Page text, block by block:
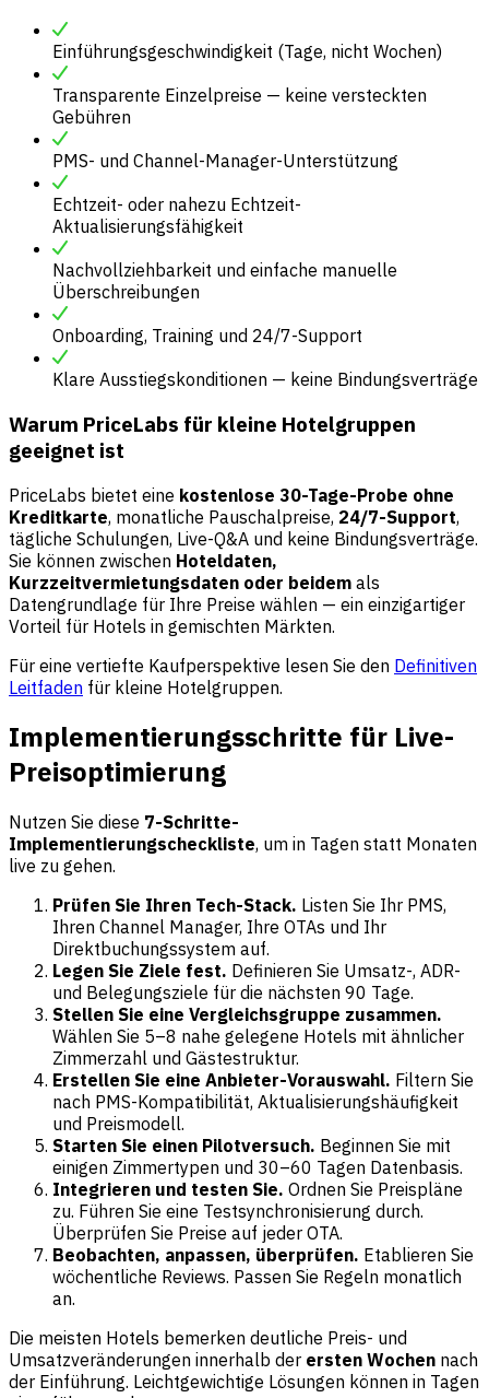
Einführungsgeschwindigkeit (Tage, nicht Wochen)
Transparente Einzelpreise — keine versteckten
Gebühren
PMS- und Channel-Manager-Unterstützung
Echtzeit- oder nahezu Echtzeit-
Aktualisierungsfähigkeit
Nachvollziehbarkeit und einfache manuelle
Überschreibungen
Onboarding, Training und 24/7-Support
Klare Ausstiegskonditionen — keine Bindungsverträge
Warum PriceLabs für kleine Hotelgruppen
geeignet ist
PriceLabs bietet eine kostenlose 30-Tage-Probe ohne
Kreditkarte, monatliche Pauschalpreise, 24/7-Support,
tägliche Schulungen, Live-Q&A und keine Bindungsverträge.
Sie können zwischen Hoteldaten,
Kurzzeitvermietungsdaten oder beidem als
Datengrundlage für Ihre Preise wählen — ein einzigartiger
Vorteil für Hotels in gemischten Märkten.
Für eine vertiefte Kaufperspektive lesen Sie den Definitiven
Leitfaden für kleine Hotelgruppen.
Implementierungsschritte für Live-
Preisoptimierung
Nutzen Sie diese 7-Schritte-
Implementierungscheckliste, um in Tagen statt Monaten
live zu gehen.
Prüfen Sie Ihren Tech-Stack. Listen Sie Ihr PMS,
Ihren Channel Manager, Ihre OTAs und Ihr
Direktbuchungssystem auf.
Legen Sie Ziele fest. Definieren Sie Umsatz-, ADR-
und Belegungsziele für die nächsten 90 Tage.
Stellen Sie eine Vergleichsgruppe zusammen.
Wählen Sie 5–8 nahe gelegene Hotels mit ähnlicher
Zimmerzahl und Gästestruktur.
Erstellen Sie eine Anbieter-Vorauswahl. Filtern Sie
nach PMS-Kompatibilität, Aktualisierungshäufigkeit
und Preismodell.
Starten Sie einen Pilotversuch. Beginnen Sie mit
einigen Zimmertypen und 30–60 Tagen Datenbasis.
Integrieren und testen Sie. Ordnen Sie Preispläne
zu. Führen Sie eine Testsynchronisierung durch.
Überprüfen Sie Preise auf jeder OTA.
Beobachten, anpassen, überprüfen. Etablieren Sie
wöchentliche Reviews. Passen Sie Regeln monatlich
an.
Die meisten Hotels bemerken deutliche Preis- und
Umsatzveränderungen innerhalb der ersten Wochen nach
der Einführung. Leichtgewichtige Lösungen können in Tagen